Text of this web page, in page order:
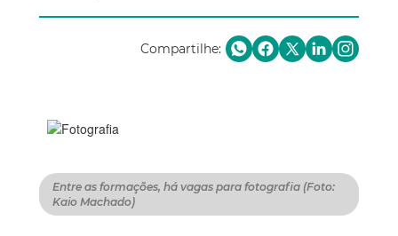
Compartilhe:
Entre as formações, há vagas para fotografia (Foto:
Kaio Machado)